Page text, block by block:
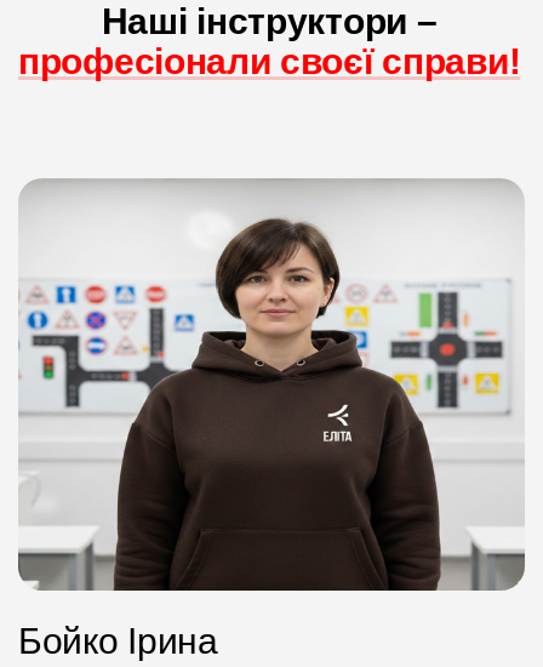
Наші інструктори –
професіонали своєї справи!
Бойко Ірина